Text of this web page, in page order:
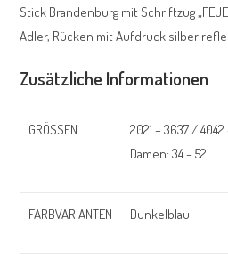
Stick Brandenburg mit Schriftzug
Adler, Rücken mit Aufdruck silber
Zusätzliche Informationen
GRÖSSEN
2021 – 3637 /
Damen: 34 – 52
FARBVARIANTEN Dunkelblau